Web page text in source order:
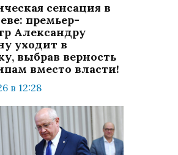
сенсация в
премьер-
Александру
уходит в
выбрав верность
вместо власти!
в 12:28
0